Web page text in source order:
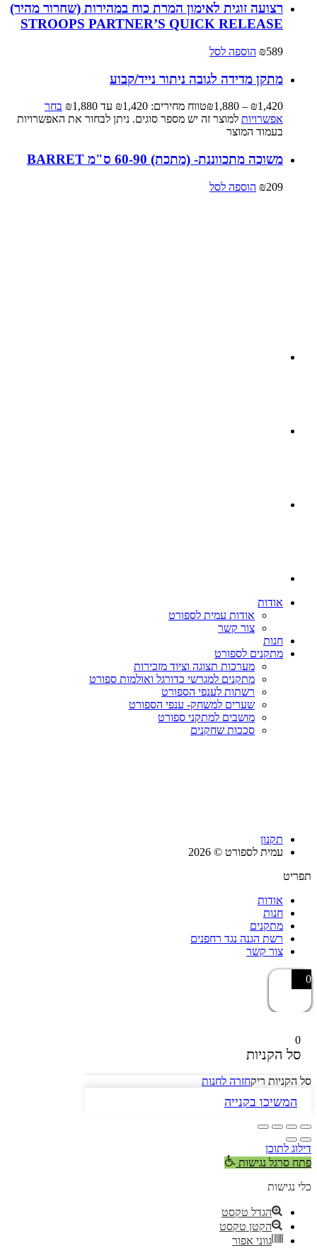
רצועה זוגית לאימון המרת כוח במהירות (שחרור מהיר)
STROOPS PARTNER’S QUICK RELEASE
₪589 הוספה לסל
מתקן מדידה לגובה ניתור נייד/קבוע
₪1,420
–
₪1,880 טווח מחירים: ⁦₪1,420⁩ עד ⁦₪1,880⁩
בחר
אפשרויות למוצר זה יש מספר סוגים. ניתן לבחור את האפשרויות
בעמוד המוצר
משוכה מתכווננת- (מתכת) 60-90 ס"מ BARRET
₪209 הוספה לסל
אודות
אודות עמית לספורט
צור קשר
חנות
מתקנים לספורט
מערכות תצוגה וציוד מזכירות
מתקנים למגרשי כדורגל ואולמות ספורט
רשתות לענפי הספורט
שערים למשחק- ענפי הספורט
מושבים למתקני ספורט
סככות שחקנים
תקנון
עמית לספורט © 2026
תפריט
אודות
חנות
מתקנים
רשת הגנה נגד רחפנים
צור קשר
0
0
סל הקניות
סל הקניות ריקחזרה לחנות
המשיכו בקנייה
דילוג לתוכן
פתח סרגל נגישות
כלי נגישות
הגדל טקסט
הקטן טקסט
גווני אפור